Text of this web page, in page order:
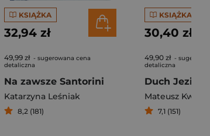
KSIĄŻKA
32,94 zł
49,99 zł - sugerowana cena
detaliczna
Na zawsze Santorini
Katarzyna Leśniak
8,2 (181)
KSIĄŻKA
30,40 zł
49,90 zł -
detaliczna
Duch Jeziora
Mateusz
7,1 (151)